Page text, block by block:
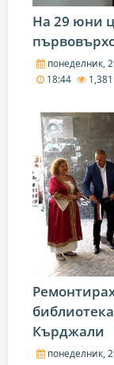
На 29 юни
понеделник,
18:44
1,381
Кърджали
понеделник,